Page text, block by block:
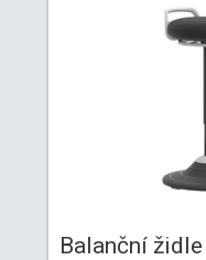
Balanční židle